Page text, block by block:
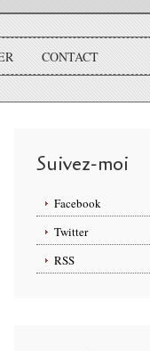
CONTACT
Suivez-moi
Facebook
Twitter
RSS